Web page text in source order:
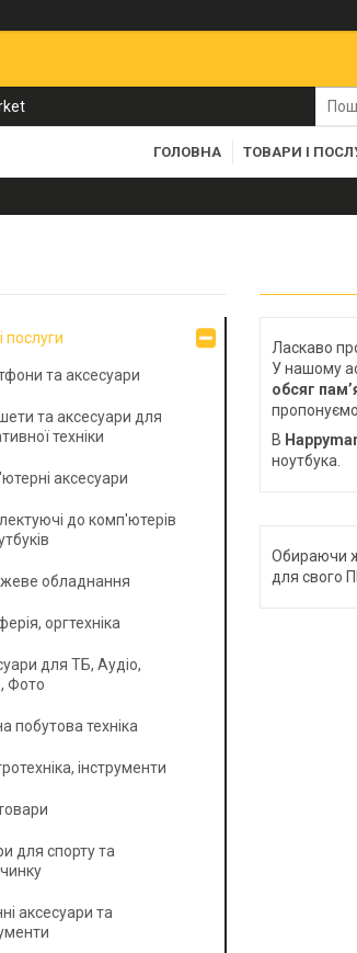
ГОЛОВНА ТОВАРИ І
Ласкаво
У нашому
обсяг
В
ноутбука.
Обираючи
для свого
послуги
та аксесуари
та аксесуари для
техніки
аксесуари
до комп'ютерів
обладнання
оргтехніка
для ТБ, Аудіо,
Фото
побутова техніка
інструменти
для спорту та
аксесуари та